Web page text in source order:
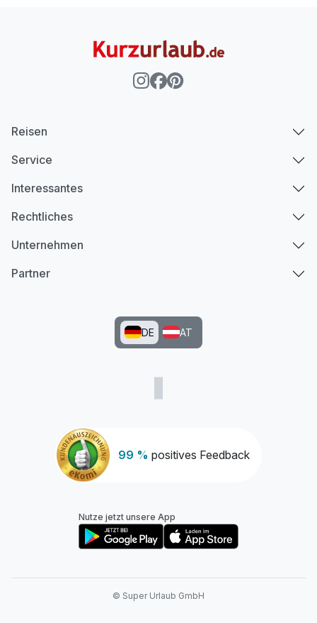
99 % positives Feedback
Reisen
Service
Interessantes
Rechtliches
Unternehmen
Partner
DE AT
Nutze jetzt unsere App
© Super Urlaub GmbH